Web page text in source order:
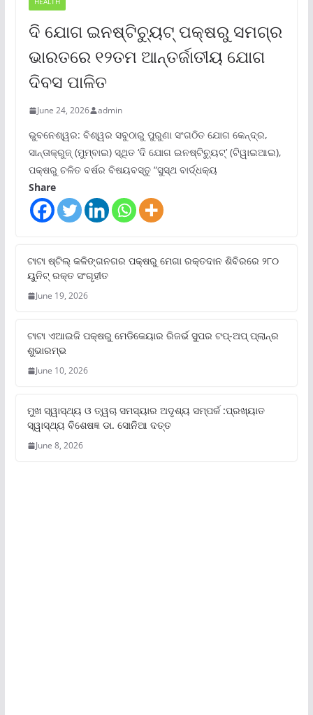
ଦି ଯୋଗ ଇନଷ୍ଟିଚ୍ୟୁଟ୍ ପକ୍ଷରୁ ସମଗ୍ର
ଭାରତରେ ୧୨ତମ ଆନ୍ତର୍ଜାତୀୟ ଯୋଗ
ଦିବସ ପାଳିତ
June 24, 2026 admin
ଭୁବନେଶ୍ୱର: ବିଶ୍ୱର ସବୁଠାରୁ ପୁରୁଣା ସଂଗଠିତ ଯୋଗ କେନ୍ଦ୍ର,
ସାନ୍ତାକ୍ରୁଜ୍ (ମୁମ୍ବାଇ) ସ୍ଥିତ ‘ଦି ଯୋଗ ଇନଷ୍ଟିଚ୍ୟୁଟ୍‌’ (ଟିୱାଇଆଇ),
ପକ୍ଷରୁ ଚଳିତ ବର୍ଷର ବିଷୟବସ୍ତୁ “ସୁସ୍ଥ ବାର୍ଦ୍ଧକ୍ୟ
Share
ଟାଟା ଷ୍ଟିଲ୍‌ କଳିଙ୍ଗନଗର ପକ୍ଷରୁ ମେଗା ରକ୍ତଦାନ ଶିବିରରେ ୨୮୦
ୟୁନିଟ୍‌ ରକ୍ତ ସଂଗୃହୀତ
June 19, 2026
ଟାଟା ଏଆଇଜି ପକ୍ଷରୁ ମେଡିକେୟାର ରିଜର୍ଭ ସୁପର ଟପ୍‌-ଅପ୍ ପ୍ଲାନ୍‌ର
ଶୁଭାରମ୍ଭ
June 10, 2026
ମୁଖ ସ୍ୱାସ୍ଥ୍ୟ ଓ ତ୍ୱଚା ସମସ୍ୟାର ଅଦୃଶ୍ୟ ସମ୍ପର୍କ :ପ୍ରଖ୍ୟାତ
ସ୍ୱାସ୍ଥ୍ୟ ବିଶେଷଜ୍ଞ ଡା. ସୋନିଆ ଦତ୍ତ
June 8, 2026